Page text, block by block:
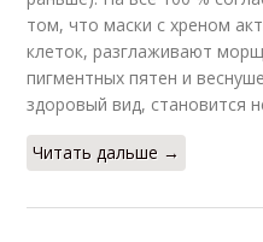
том, что маски с хреном
клеток, разглаживают
пигментных пятен и
здоровый вид, становится
Читать дальше →